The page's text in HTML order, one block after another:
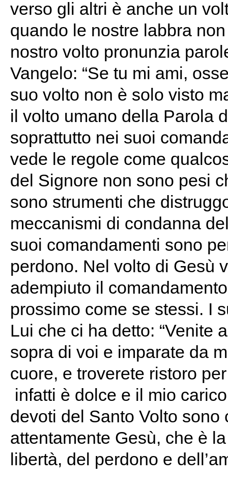
verso gli altri è anche un
quando le nostre labbra
nostro volto pronunzia
Vangelo: “Se tu mi ami,
suo volto non è solo visto
il volto umano della Parola
soprattutto nei suoi
vede le regole come
del Signore non sono pesi
sono strumenti che
meccanismi di condanna
suoi comandamenti sono
perdono. Nel volto di Gesù
adempiuto il
prossimo come se stessi. I
Lui che ci ha detto:
sopra di voi e imparate da
cuore, e troverete ristoro
infatti è dolce e il mio
devoti del Santo Volto sono
attentamente Gesù, che è
libertà, del perdono e